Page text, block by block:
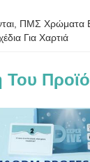
ΠΜΣ Χρώματα
Για Χαρτιά
Του